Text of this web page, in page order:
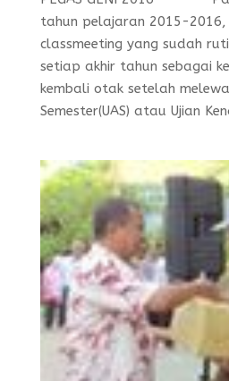
tahun pelajaran 2015-
classmeeting yang sudah
setiap akhir tahun sebagai
kembali otak setelah
Semester(UAS) atau Ujian